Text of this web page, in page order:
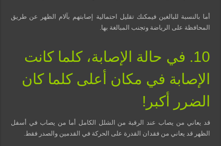
أما بالنسبة للبالغين فيمكنك تقليل احتمالية إصابتهم بآلام الظهر عن طريق
المحافظة على الرياضة وتجنب المبالغة بها.
10. في حالة الإصابة، كلما كانت
الإصابة في مكان أعلى كلما كان
الضرر أكبر!
قد يعاني من يصاب عند الرقبة من الشلل الكامل أما من يصاب في أسفل
الظهر قد يعاني من فقدان القدرة على الحركة في القدمين والصدر فقط.